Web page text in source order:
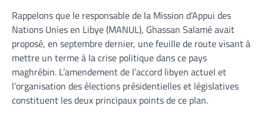
Rappelons que le responsable de la Mission d’Appui des
Nations Unies en Libye (MANUL), Ghassan Salamé avait
proposé, en septembre dernier, une feuille de route visant à
mettre un terme à la crise politique dans ce pays
maghrébin. L’amendement de l’accord libyen actuel et
l’organisation des élections présidentielles et législatives
constituent les deux principaux points de ce plan.